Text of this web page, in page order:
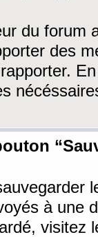
du forum
des
à une
visitez